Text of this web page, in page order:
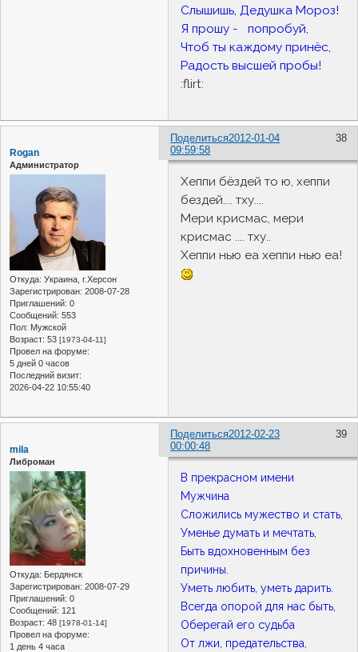
Слышишь, Дедушка Мороз!
Я прошу - попробуй,
Чтоб ты каждому принёс,
Радость высшей пробы!
:flirt:
Поделиться 38
2012-01-04
09:59:58
Rogan
Администратор
Откуда: Украина, г.Херсон
Зарегистрирован: 2008-07-28
Приглашений: 0
Сообщений: 553
Пол: Мужской
Возраст: 53 [1973-04-11]
Провел на форуме:
5 дней 0 часов
Последний визит:
2026-04-22 10:55:40
Хеппи бёздей то ю, хеппи
бездей.... тху....
Мери крисмас, мери
крисмас .... тху..
Хеппи нью еа хеппи нью еа!
Поделиться 39
2012-02-23
00:00:48
mila
Либроман
Откуда: Бердянск
Зарегистрирован: 2008-07-29
Приглашений: 0
Сообщений: 121
Возраст: 48 [1978-01-14]
Провел на форуме:
1 день 4 часа
В прекрасном имени
Мужчина
Сложились мужество и стать,
Уменье думать и мечтать,
Быть вдохновенным без
причины.
Уметь любить, уметь дарить.
Всегда опорой для нас быть,
Оберегай его судьба
От лжи, предательства,